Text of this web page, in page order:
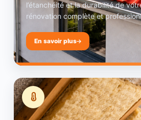
l’étanchéité et la durabilité de
rénovation complète et
En savoir plus